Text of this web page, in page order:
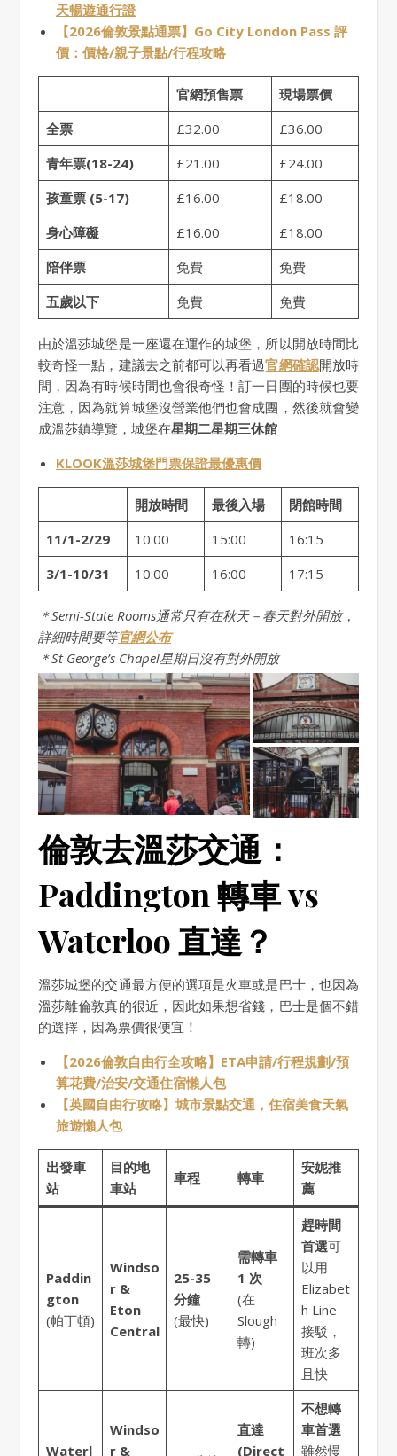
天暢遊通行證
【2026倫敦景點通票】Go City London Pass 評
價：價格/親子景點/行程攻略
官網預售票
現場票價
全票
£32.00
£36.00
青年票(18-24)
£21.00
£24.00
孩童票 (5-17)
£16.00
£18.00
身心障礙
£16.00
£18.00
陪伴票
免費
免費
五歲以下
免費 免費
由於溫莎城堡是一座還在運作的城堡，所以開放時間比
較奇怪一點，建議去之前都可以再看過官網確認開放時
間，因為有時候時間也會很奇怪！訂一日團的時候也要
注意，因為就算城堡沒營業他們也會成團，然後就會變
成溫莎鎮導覽，城堡在星期二星期三休館
KLOOK溫莎城堡門票保證最優惠價
開放時間 最後入場
閉館時間
11/1-2/29
10:00 15:00
16:15
3/1-10/31
10:00 16:00 17:15
＊Semi-State Rooms通常只有在秋天－春天對外開放，
詳細時間要等官網公布
＊St George’s Chapel星期日沒有對外開放
倫敦去溫莎交通：
Paddington 轉車 vs
Waterloo 直達？
溫莎城堡的交通最方便的選項是火車或是巴士，也因為
溫莎離倫敦真的很近，因此如果想省錢，巴士是個不錯
的選擇，因為票價很便宜！
【2026倫敦自由行全攻略】ETA申請/行程規劃/預
算花費/治安/交通住宿懶人包
【英國自由行攻略】城市景點交通，住宿美食天氣
旅遊懶人包
出發車
站
目的地
車站
車程 轉車
安妮推
薦
Paddin
gton
(帕丁頓)
Windso
r &
Eton
Central
25-35
分鐘
(最快)
需轉車
1 次
(在
Slough
轉)
趕時間
首選可
以用
Elizabet
h Line
接駁，
班次多
且快
Waterl
Windso
r &
直達
(Direct
不想轉
車首選
雖然慢